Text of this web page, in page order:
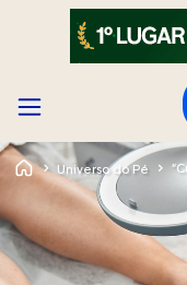
Universo do Pé